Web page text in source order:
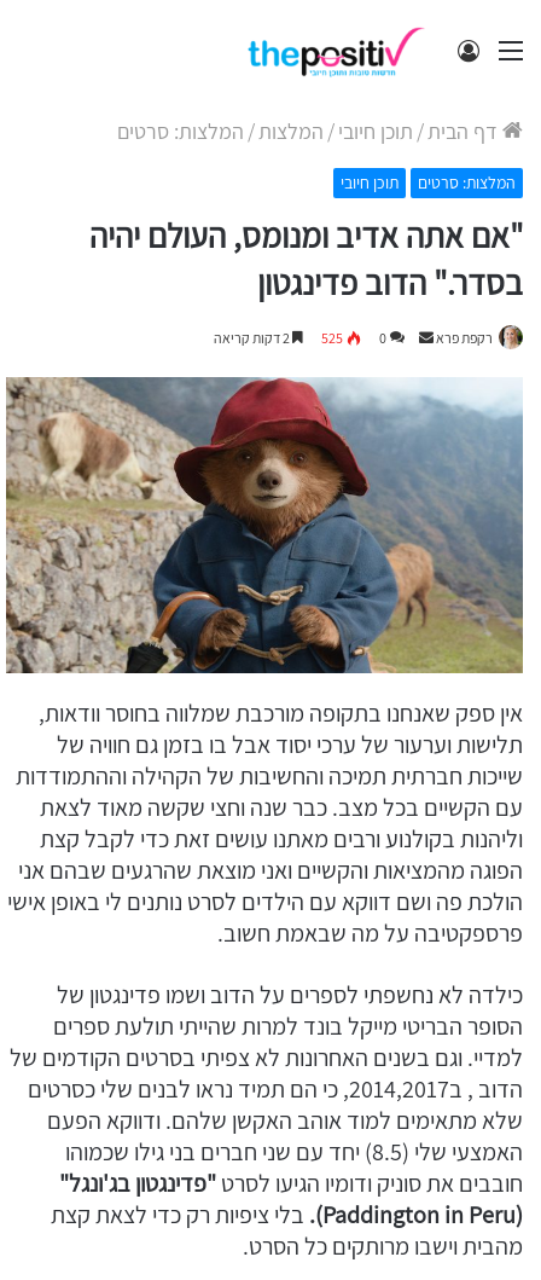
תפריט התחבר
דף הבית/ תוכן חיובי/ המלצות/ המלצות: סרטים
המלצות: סרטים תוכן חיובי
"אם אתה אדיב ומנומס, העולם יהיה
בסדר." הדוב פדינגטון
רקפת פרא
Send
email
0
525
אין ספק שאנחנו בתקופה מורכבת שמלווה בחוסר וודאות,
תלישות וערעור של ערכי יסוד אבל בו בזמן גם חוויה של
שייכות חברתית תמיכה והחשיבות של הקהילה וההתמודדות
עם הקשיים בכל מצב. כבר שנה וחצי שקשה מאוד לצאת
וליהנות בקולנוע ורבים מאתנו עושים זאת כדי לקבל קצת
הפוגה מהמציאות והקשיים ואני מוצאת שהרגעים שבהם אני
הולכת פה ושם דווקא עם הילדים לסרט נותנים לי באופן אישי
פרספקטיבה על מה שבאמת חשוב.
כילדה לא נחשפתי לספרים על הדוב ושמו פדינגטון של
הסופר הבריטי מייקל בונד למרות שהייתי תולעת ספרים
למדיי. וגם בשנים האחרונות לא צפיתי בסרטים הקודמים של
הדוב , ב2014,2017, כי הם תמיד נראו לבנים שלי כסרטים
שלא מתאימים למוד אוהב האקשן שלהם. ודווקא הפעם
האמצעי שלי (8.5) יחד עם שני חברים בני גילו שכמוהו
חובבים את סוניק ודומיו הגיעו לסרט"פדינגטון בג'ונגל"
(Paddington in Peru).
בלי ציפיות רק כדי לצאת קצת
מהבית וישבו מרותקים כל הסרט.